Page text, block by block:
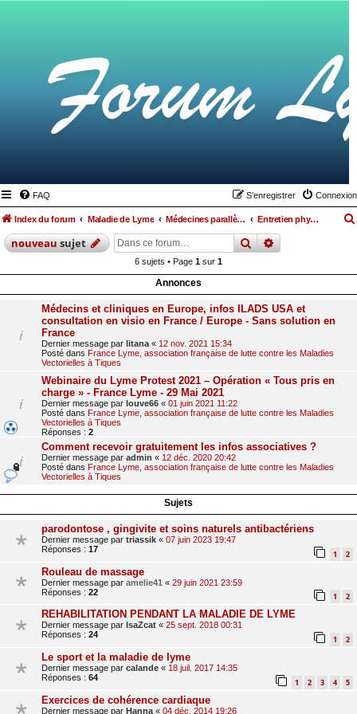
FAQ Connexion
S’enregistrer
Index du forum Maladie de Lyme Médecines parallèles, alimentation et hygiène de vie Entretien physique
nouveausujet rechercher
recherche
6 sujets • Page 1 sur 1
Annonces
Médecins et cliniques en Europe, infos ILADS USA et
consultation en visio en France / Europe - Sans solution en
France
Dernier message par litana « 12 nov. 2021 15:34
Posté dans France Lyme, association française de lutte contre les Maladies
Vectorielles à Tiques
Webinaire du Lyme Protest 2021 – Opération « Tous pris en
charge » - France Lyme - 29 Mai 2021
Dernier message par louve66 « 01 juin 2021 11:22
Posté dans France Lyme, association française de lutte contre les Maladies
Vectorielles à Tiques
Réponses : 2
Comment recevoir gratuitement les infos associatives ?
Dernier message par admin « 12 déc. 2020 20:42
Posté dans France Lyme, association française de lutte contre les Maladies
Vectorielles à Tiques
Sujets
parodontose , gingivite et soins naturels antibactériens
Dernier message par triassik « 07 juin 2023 19:47
Réponses : 17 1 2
Rouleau de massage
Dernier message par amelie41 « 29 juin 2021 23:59
Réponses : 22 1 2
REHABILITATION PENDANT LA MALADIE DE LYME
Dernier message par IsaZcat « 25 sept. 2018 00:31
Réponses : 24 1 2
Le sport et la maladie de lyme
Dernier message par calande « 18 juil. 2017 14:35
Réponses : 64 1 2 3 4 5
Exercices de cohérence cardiaque
Dernier message par Hanna « 04 déc. 2014 19:26